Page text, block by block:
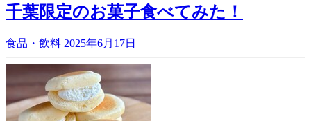
千葉限定のお菓子食べてみた！
食品・飲料 2025年6月17日